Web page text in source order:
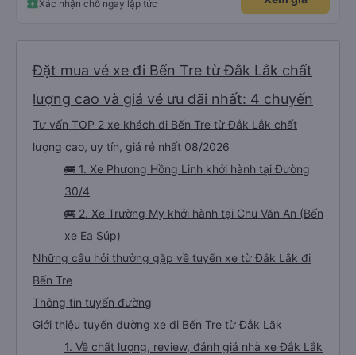
Xác nhận chỗ ngay lập tức
Đặt mua vé xe đi Bến Tre từ Đắk Lắk chất
lượng cao và giá vé ưu đãi nhất: 4 chuyến
Tư vấn TOP 2 xe khách đi Bến Tre từ Đắk Lắk chất
lượng cao, uy tín, giá rẻ nhất 08/2026
🚌 1. Xe Phương Hồng Linh khởi hành tại Đường
30/4
🚌 2. Xe Trường My khởi hành tại Chu Văn An (Bến
xe Ea Súp)
Những câu hỏi thường gặp về tuyến xe từ Đắk Lắk đi
Bến Tre
Thông tin tuyến đường
Giới thiệu tuyến đường xe đi Bến Tre từ Đắk Lắk
1. Về chất lượng, review, đánh giá nhà xe Đắk Lắk